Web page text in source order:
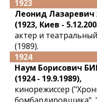
1923
Леонид
(1923, Киев -
актер и
(1989).
1924
Наум Борисович
(1924 - 19.9.1989),
кинорежиссер